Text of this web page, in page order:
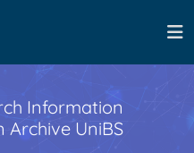
Information
Archive UniBS